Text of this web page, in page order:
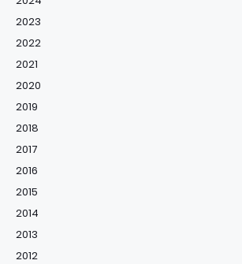
2023
2022
2021
2020
2019
2018
2017
2016
2015
2014
2013
2012